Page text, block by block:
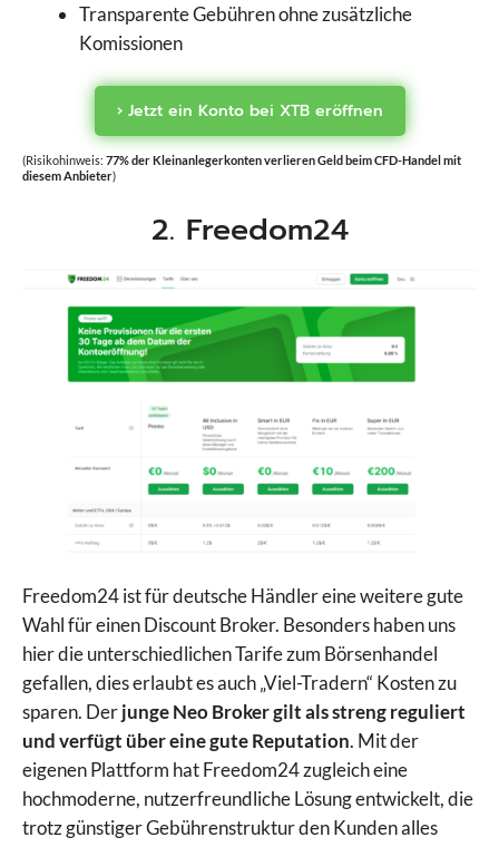
Transparente Gebühren ohne zusätzliche
Komissionen
› Jetzt ein Konto bei XTB eröffnen
(Risikohinweis: 77% der Kleinanlegerkonten verlieren Geld beim CFD-Handel mit
diesem Anbieter)
2. Freedom24
Freedom24 ist für deutsche Händler eine weitere gute
Wahl für einen Discount Broker. Besonders haben uns
hier die unterschiedlichen Tarife zum Börsenhandel
gefallen, dies erlaubt es auch „Viel-Tradern“ Kosten zu
sparen. Derjunge Neo Broker gilt als streng reguliert
und verfügt über eine gute Reputation. Mit der
eigenen Plattform hat Freedom24 zugleich eine
hochmoderne, nutzerfreundliche Lösung entwickelt, die
trotz günstiger Gebührenstruktur den Kunden alles